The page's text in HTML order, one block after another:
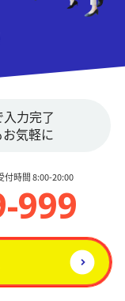
入力完了
気軽に
時間 8:00-20:00
999